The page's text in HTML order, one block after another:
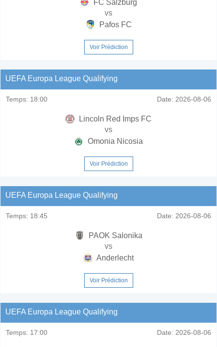
FC Salzburg
vs
Pafos FC
Voir Prédiction
UEFA Europa League Qualifying
Temps: 18:00 Date: 2026-08-06
Lincoln Red Imps FC
vs
Omonia Nicosia
Voir Prédiction
UEFA Europa League Qualifying
Temps: 18:45 Date: 2026-08-06
PAOK Salonika
vs
Anderlecht
Voir Prédiction
UEFA Europa League Qualifying
Temps: 17:00 Date: 2026-08-06